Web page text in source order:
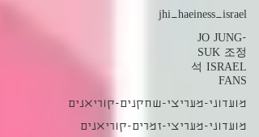
jhi_haeiness_israel
JO JUNG-
SUK 조정
석 ISRAEL
FANS
מועדוני-מעריצי-שחקנים-קוריאנים
מועדוני-מעריצי-זמרים-קוריאנים